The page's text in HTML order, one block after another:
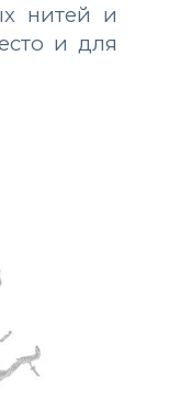
нитей и
и для